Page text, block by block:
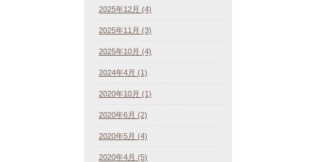
2025年12月 (4)
2025年11月 (3)
2025年10月 (4)
2024年4月 (1)
2020年10月 (1)
2020年6月 (2)
2020年5月 (4)
2020年4月 (5)